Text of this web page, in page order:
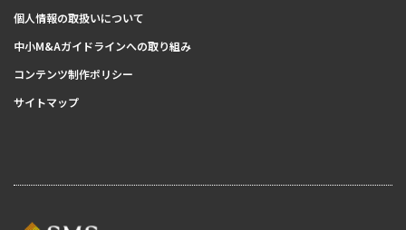
個人情報の取扱いについて
中小M&Aガイドラインへの取り組み
コンテンツ制作ポリシー
サイトマップ